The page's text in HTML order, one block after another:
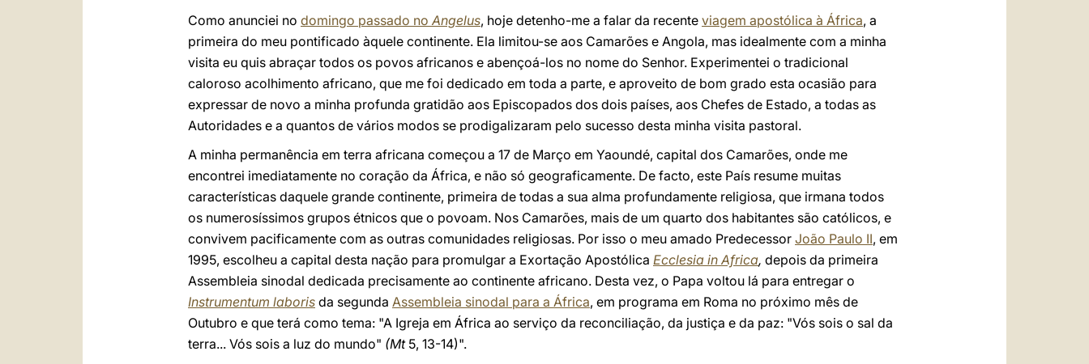
Como anunciei no domingo passado no Angelus, hoje detenho-me a falar da recente viagem apostólica à África, a
primeira do meu pontificado àquele continente. Ela limitou-se aos Camarões e Angola, mas idealmente com a minha
visita eu quis abraçar todos os povos africanos e abençoá-los no nome do Senhor. Experimentei o tradicional
caloroso acolhimento africano, que me foi dedicado em toda a parte, e aproveito de bom grado esta ocasião para
expressar de novo a minha profunda gratidão aos Episcopados dos dois países, aos Chefes de Estado, a todas as
Autoridades e a quantos de vários modos se prodigalizaram pelo sucesso desta minha visita pastoral.
A minha permanência em terra africana começou a 17 de Março em Yaoundé, capital dos Camarões, onde me
encontrei imediatamente no coração da África, e não só geograficamente. De facto, este País resume muitas
características daquele grande continente, primeira de todas a sua alma profundamente religiosa, que irmana todos
os numerosíssimos grupos étnicos que o povoam. Nos Camarões, mais de um quarto dos habitantes são católicos, e
convivem pacificamente com as outras comunidades religiosas. Por isso o meu amado Predecessor João Paulo II, em
1995, escolheu a capital desta nação para promulgar a Exortação Apostólica Ecclesia in Africa, depois da primeira
Assembleia sinodal dedicada precisamente ao continente africano. Desta vez, o Papa voltou lá para entregar o
Instrumentum laboris da segunda Assembleia sinodal para a África, em programa em Roma no próximo mês de
Outubro e que terá como tema: "A Igreja em África ao serviço da reconciliação, da justiça e da paz: "Vós sois o sal da
terra... Vós sois a luz do mundo" (Mt5, 13-14)".